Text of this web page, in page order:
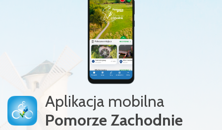
Aplikacja mobilna
Pomorze Zachodnie